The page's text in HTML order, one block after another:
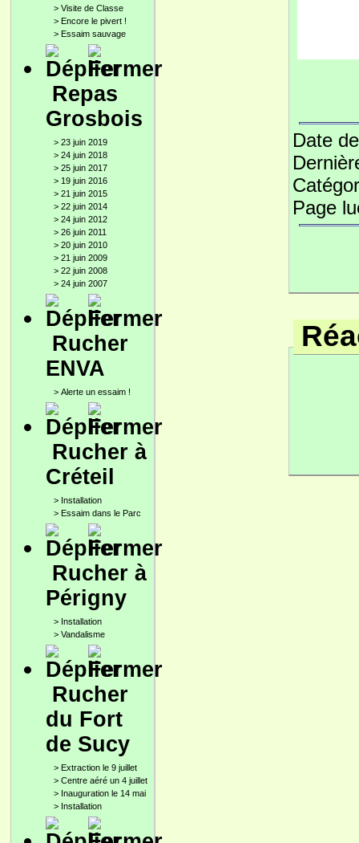
> Visite de Classe
> Encore le pivert !
> Essaim sauvage
Repas
Grosbois
> 23 juin 2019
> 24 juin 2018
> 25 juin 2017
> 19 juin 2016
> 21 juin 2015
> 22 juin 2014
> 24 juin 2012
> 26 juin 2011
> 20 juin 2010
> 21 juin 2009
> 22 juin 2008
> 24 juin 2007
Rucher
ENVA
> Alerte un essaim !
Rucher à
Créteil
> Installation
> Essaim dans le Parc
Rucher à
Périgny
> Installation
> Vandalisme
Rucher
du Fort
de Sucy
> Extraction le 9 juillet
> Centre aéré un 4 juillet
> Inauguration le 14 mai
> Installation
Date
Page